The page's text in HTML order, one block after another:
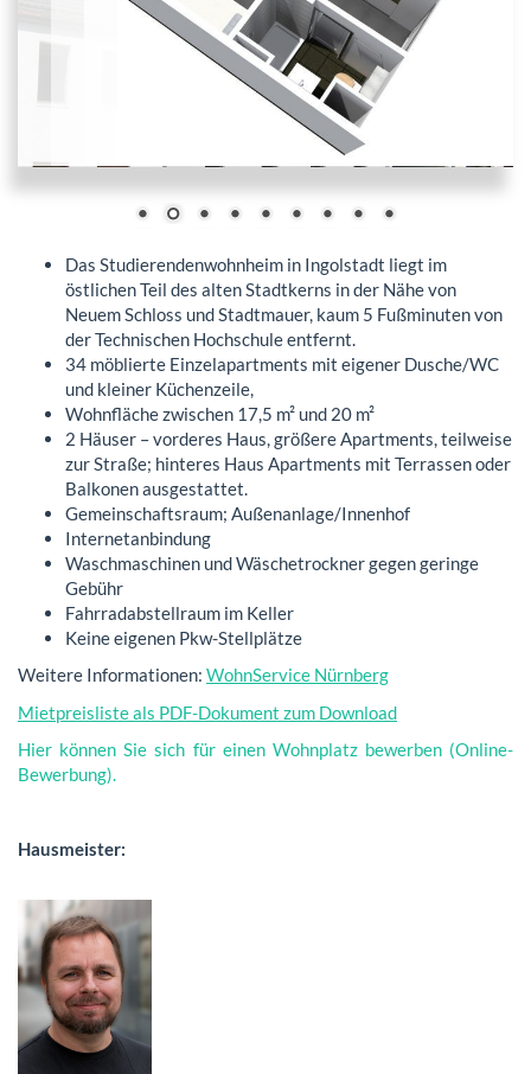
Das Studierendenwohnheim in Ingolstadt liegt im
östlichen Teil des alten Stadtkerns in der Nähe von
Neuem Schloss und Stadtmauer, kaum 5 Fußminuten von
der Technischen Hochschule entfernt.
34 möblierte Einzelapartments mit eigener Dusche/WC
und kleiner Küchenzeile,
Wohnfläche zwischen 17,5 m² und 20 m²
2 Häuser – vorderes Haus, größere Apartments, teilweise
zur Straße; hinteres Haus Apartments mit Terrassen oder
Balkonen ausgestattet.
Gemeinschaftsraum; Außenanlage/Innenhof
Internetanbindung
Waschmaschinen und Wäschetrockner gegen geringe
Gebühr
Fahrradabstellraum im Keller
Keine eigenen Pkw-Stellplätze
Weitere Informationen: WohnService Nürnberg
Mietpreisliste als PDF-Dokument zum Download
Hier können Sie sich für einen Wohnplatz bewerben (Online-
Bewerbung).
Hausmeister: